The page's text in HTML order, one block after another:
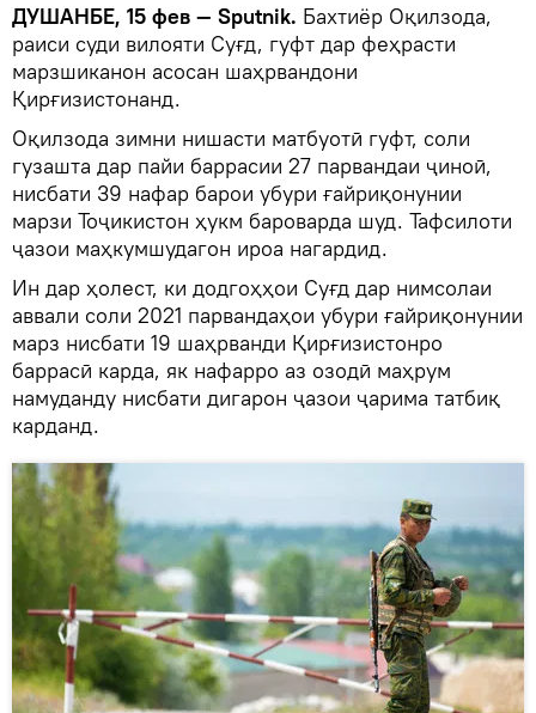
ДУШАНБЕ, 15 фев — Sputnik. Бахтиёр Оқилзода,
раиси суди вилояти Суғд, гуфт дар феҳрасти
марзшиканон асосан шаҳрвандони
Қирғизистонанд.
Оқилзода зимни нишасти матбуотӣ гуфт, соли
гузашта дар пайи баррасии 27 парвандаи ҷиноӣ,
нисбати 39 нафар барои убури ғайриқонунии
марзи Тоҷикистон ҳукм бароварда шуд. Тафсилоти
ҷазои маҳкумшудагон ироа нагардид.
Ин дар ҳолест, ки додгоҳҳои Суғд дар нимсолаи
аввали соли 2021 парвандаҳои убури ғайриқонунии
марз нисбати 19 шаҳрванди Қирғизистонро
баррасӣ карда, як нафарро аз озодӣ маҳрум
намуданду нисбати дигарон ҷазои ҷарима татбиқ
карданд.